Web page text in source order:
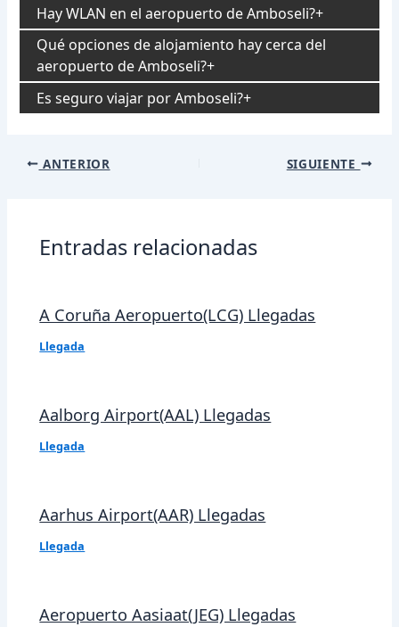
Hay WLAN en el aeropuerto de Amboseli?
Qué opciones de alojamiento hay cerca del
aeropuerto de Amboseli?
Es seguro viajar por Amboseli?
Navegación
ANTERIOR SIGUIENTE
Entradas relacionadas
A Coruña Aeropuerto(LCG) Llegadas
Llegada
Aalborg Airport(AAL) Llegadas
Llegada
Aarhus Airport(AAR) Llegadas
Llegada
Aeropuerto Aasiaat(JEG) Llegadas